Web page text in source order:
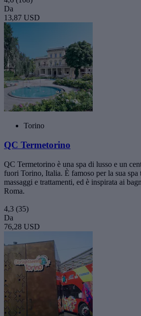
Da
13,87 USD
Torino
QC Termetorino
QC Termetorino è una spa di lusso e un
fuori Torino, Italia. È famoso per la sua spa
massaggi e trattamenti, ed è inspirata ai
Roma.
4,3 (35)
Da
76,28 USD